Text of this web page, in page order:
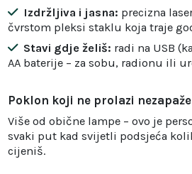
Izdržljiva i jasna: precizna
čvrstom pleksi staklu koja traje
Stavi gdje želiš: radi na USB
AA baterije – za sobu, radionu ili
Poklon koji ne prolazi
Više od obične lampe – ovo je
svaki put kad svijetli podsjeća
cijeniš.